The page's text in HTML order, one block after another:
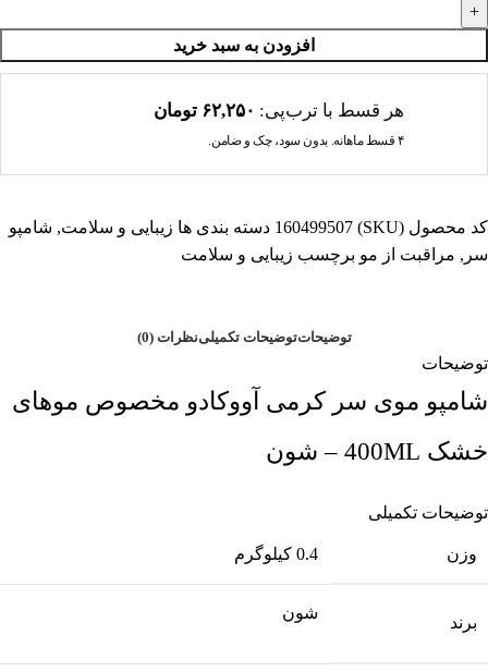
افزودن به سبد خرید
هر قسط با ترب‌پی: ۶۲,۲۵۰ تومان
۴ قسط ماهانه. بدون سود، چک و ضامن.
کد محصول (SKU) 160499507 دسته بندی ها زیبایی و سلامت, شامپو
سر , مراقبت از مو برچسب زیبایی و سلامت
توضیحاتتوضیحات تکمیلینظرات (0)
توضیحات
شامپو موی سر کرمی آووکادو مخصوص موهای
خشک 400ML – شون
توضیحات تکمیلی
وزن 0.4 کیلوگرم
برند
شون